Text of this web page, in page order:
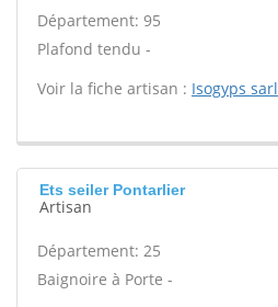
Département: 95
Plafond tendu -
Voir la fiche artisan : Isogyps sarl
Ets seiler Pontarlier
Artisan
Département: 25
Baignoire à Porte -